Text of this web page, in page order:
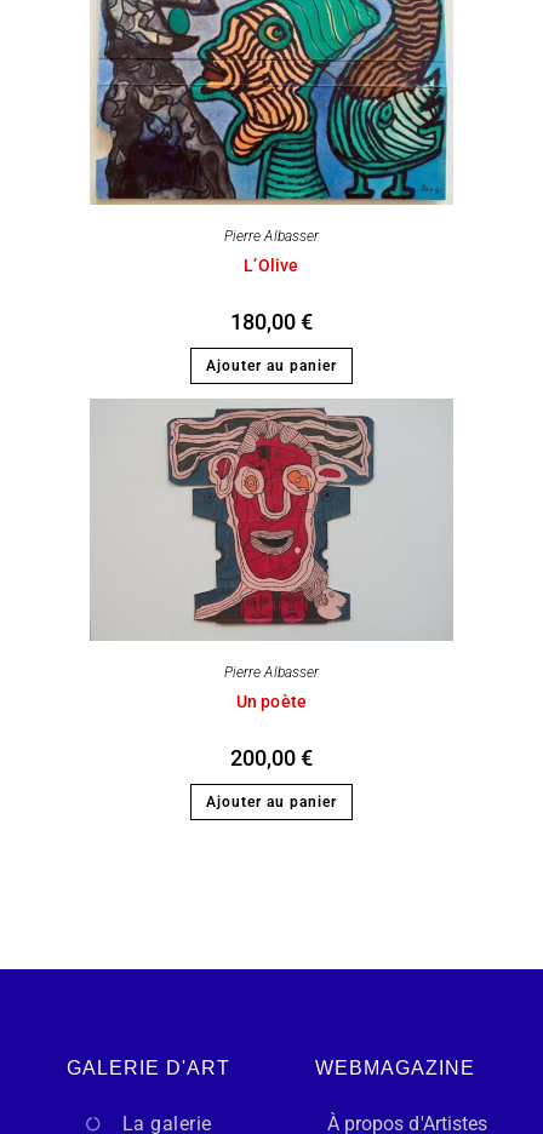
Pierre Albasser
L’Olive
180,00€
Ajouter au panier
Pierre Albasser
Un poète
200,00€
Ajouter au panier
GALERIE D'ART
La galerie
WEBMAGAZINE
À propos d'Artistes